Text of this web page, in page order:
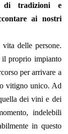
tradizioni e
ai nostri
delle persone.
il proprio impianto
per arrivare a
vitigno unico. Ad
dei vini e dei
indelebili
in questo